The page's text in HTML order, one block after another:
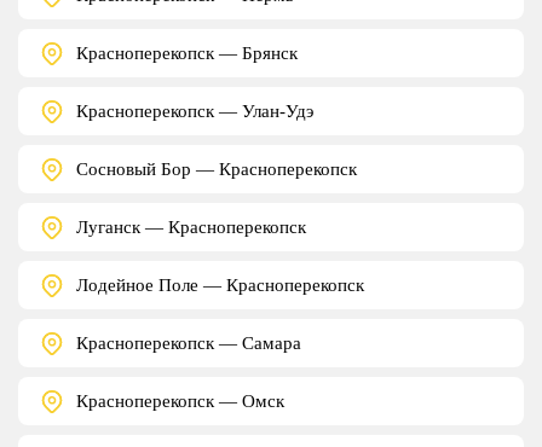
Красноперекопск — Брянск
Красноперекопск — Улан-Удэ
Сосновый Бор — Красноперекопск
Луганск — Красноперекопск
Лодейное Поле — Красноперекопск
Красноперекопск — Самара
Красноперекопск — Омск